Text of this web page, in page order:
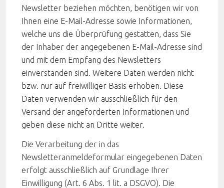
Newsletter beziehen möchten, benötigen wir von
Ihnen eine E-Mail-Adresse sowie Informationen,
welche uns die Überprüfung gestatten, dass Sie
der Inhaber der angegebenen E-Mail-Adresse sind
und mit dem Empfang des Newsletters
einverstanden sind. Weitere Daten werden nicht
bzw. nur auf freiwilliger Basis erhoben. Diese
Daten verwenden wir ausschließlich für den
Versand der angeforderten Informationen und
geben diese nicht an Dritte weiter.
Die Verarbeitung der in das
Newsletteranmeldeformular eingegebenen Daten
erfolgt ausschließlich auf Grundlage Ihrer
Einwilligung (Art. 6 Abs. 1 lit. a DSGVO). Die